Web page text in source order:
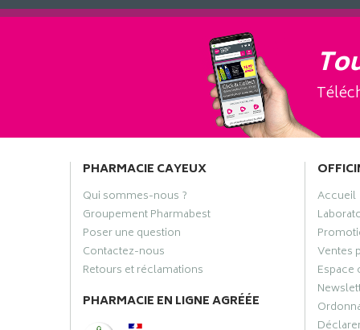
PHARMACIE CAYEUX
Qui sommes-nous ?
Groupement Pharmabest
Poser une question
Contactez-nous
Retours et réclamations
PHARMACIE EN LIGNE AGRÉÉE
Accueil
Ventes
Espace